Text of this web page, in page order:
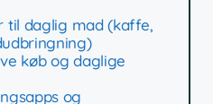
til daglig mad (kaffe,
køb og daglige
og